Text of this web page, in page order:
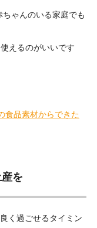
ちゃんのいる家庭でも
えるのがいいです
食品素材からできた
を
く過ごせるタイミン